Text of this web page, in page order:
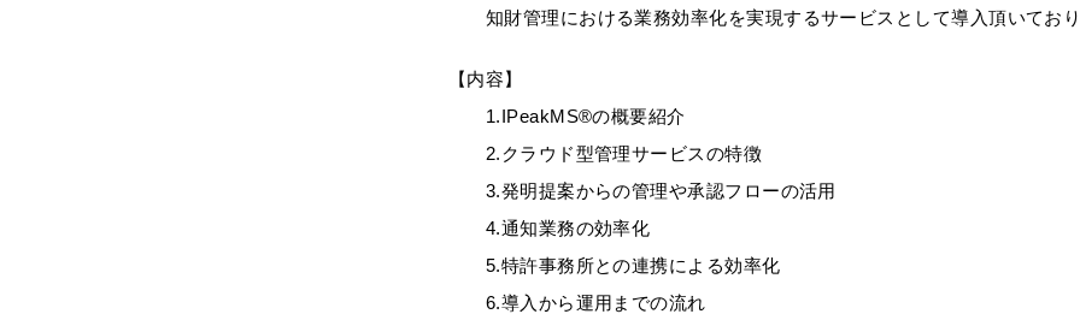
知財管理における業務効率化を実現するサービスとして導入頂いてお
【内容】
1.IPeakMS®の概要紹介
2.クラウド型管理サービスの特徴
3.発明提案からの管理や承認フローの活用
4.通知業務の効率化
5.特許事務所との連携による効率化
6.導入から運用までの流れ